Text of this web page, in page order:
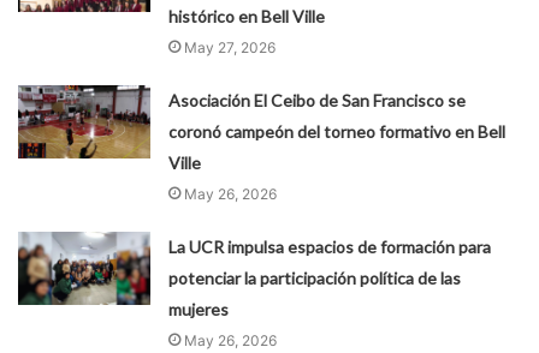
histórico en Bell Ville
May 27, 2026
Asociación El Ceibo de San Francisco se
coronó campeón del torneo formativo en Bell
Ville
May 26, 2026
La UCR impulsa espacios de formación para
potenciar la participación política de las
mujeres
May 26, 2026